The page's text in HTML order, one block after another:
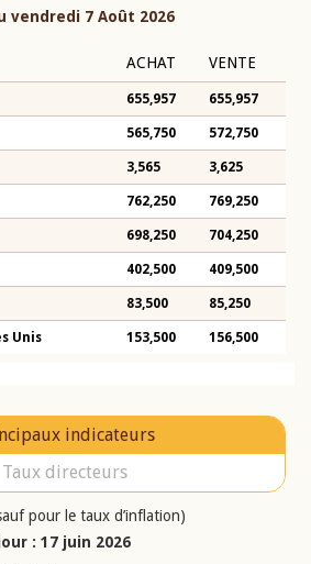
vendredi 7 Août 2026
ACHAT VENTE
655,957 655,957
565,750 572,750
3,565 3,625
762,250 769,250
698,250 704,250
402,500 409,500
83,500 85,250
Unis 153,500 156,500
indicateurs
Taux directeurs
pour le taux d’inflation)
: 17 juin 2026